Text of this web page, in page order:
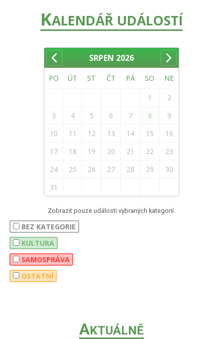
KALENDÁŘ UDÁLOSTÍ
SRPEN 2026
PO ÚT ST ČT PÁ SO NE
1
2
3
4 5 6 7 8
9
10
11 12 13 14 15
16
17
18 19 20 21 22
23
24
25 26 27 28 29
30
31
Zobrazit pouze události vybraných kategorií:
BEZ KATEGORIE
KULTURA
SAMOSPRÁVA
OSTATNÍ
AKTUÁLNĚ